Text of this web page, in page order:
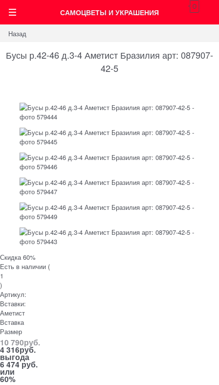
САМОЦВЕТЫ И УКРАШЕНИЯ
0
Назад
Бусы р.42-46 д.3-4 Аметист Бразилия арт: 087907-
42-5
Скидка 60%
Есть в наличии (
1
)
Артикул:
Вставки:
Аметист
Вставка
Размер
10 790руб.
4 316руб.
выгода
6 474 руб.
или
60%